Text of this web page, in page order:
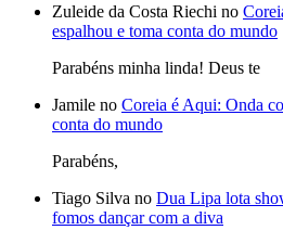
Zuleide da Costa Riechi no
espalhou e toma conta do mundo
Parabéns minha linda! Deus te
Jamile no Coreia é Aqui: Onda
conta do mundo
Parabéns,
Tiago Silva no Dua Lipa lota
fomos dançar com a diva